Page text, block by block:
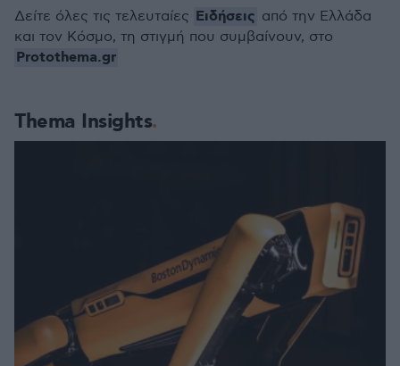
Thema Insights
Δείτε όλες τις τελευταίες Ειδήσεις από την Ελλάδα
και τον Κόσμο, τη στιγμή που συμβαίνουν, στο
Protothema.gr